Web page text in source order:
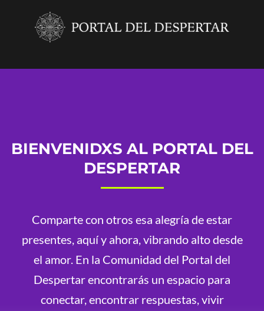
BIENVENIDXS AL PORTAL DEL
DESPERTAR
Comparte con otros esa alegría de estar
presentes, aquí y ahora, vibrando alto desde
el amor. En la Comunidad del Portal del
Despertar encontrarás un espacio para
conectar, encontrar respuestas, vivir